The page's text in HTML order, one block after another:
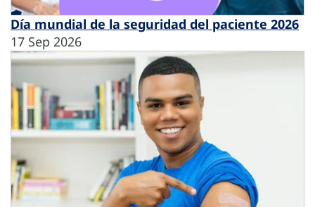
Día mundial de la seguridad del paciente 2026
17 Sep 2026